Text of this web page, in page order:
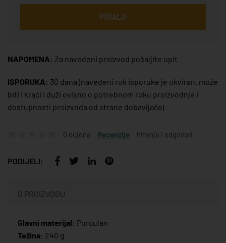
POŠALJI
NAPOMENA: Za navedeni proizvod pošaljite upit
ISPORUKA: 30 dana (navedeni rok isporuke je okviran, može
biti i kraći i duži ovisno o potrebnom roku proizvodnje i
dostupnosti proizvoda od strane dobavljača)
0 ocjena Recenzije Pitanja i odgovori
PODIJELI:
O PROIZVODU
Glavni materijal: Porculan
Težina: 240 g